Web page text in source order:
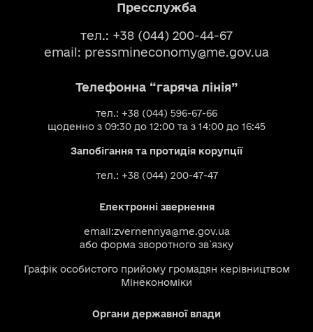
Пресслужба
тел.: +38 (044) 200-44-67
email: pressmineconomy@me.gov.ua
Телефонна “гаряча лінія”
тел.: +38 (044) 596-67-66
щоденно з 09:30 до 12:00 та з 14:00 до 16:45
Запобігання та протидія корупції
тел.: +38 (044) 200-47-47
Електронні звернення
email:zvernennya@me.gov.ua
або форма зворотного зв`язку
Графік особистого прийому громадян керівництвом
Мінекономіки
Органи державної влади